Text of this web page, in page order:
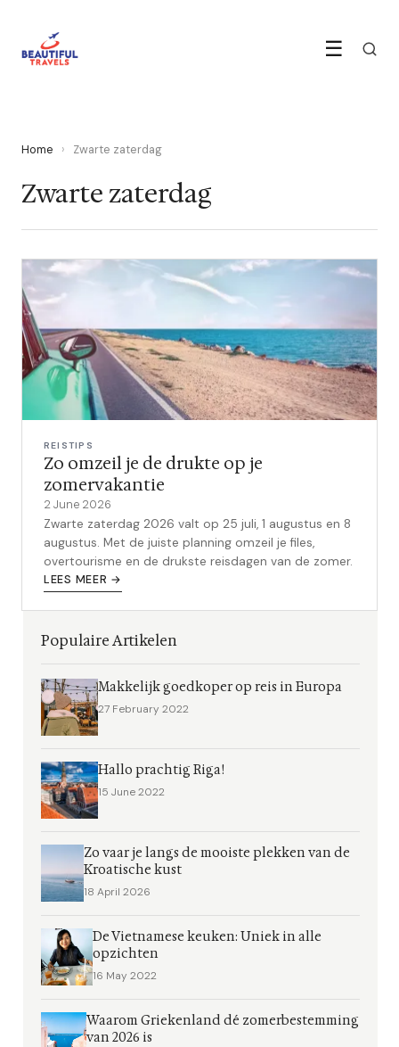
☰
Home › Zwarte zaterdag
Zwarte zaterdag
REISTIPS
Zo omzeil je de drukte op je
zomervakantie
2 June 2026
Zwarte zaterdag 2026 valt op 25 juli, 1 augustus en 8
augustus. Met de juiste planning omzeil je files,
overtourisme en de drukste reisdagen van de zomer.
LEES MEER →
Populaire Artikelen
Makkelijk goedkoper op reis in Europa
27 February 2022
Hallo prachtig Riga!
15 June 2022
Zo vaar je langs de mooiste plekken van de
Kroatische kust
18 April 2026
De Vietnamese keuken: Uniek in alle
opzichten
16 May 2022
Waarom Griekenland dé zomerbestemming
van 2026 is